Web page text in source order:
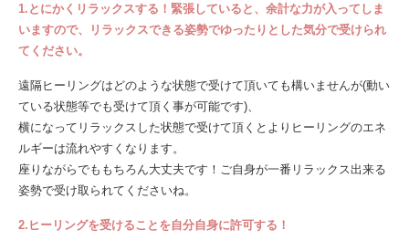
1.とにかくリラックスする！緊張していると、余計な力が入ってしま
いますので、リラックスできる姿勢でゆったりとした気分で受けられ
てください。
遠隔ヒーリングはどのような状態で受けて頂いても構いませんが(動い
ている状態等でも受けて頂く事が可能です)、
横になってリラックスした状態で受けて頂くとよりヒーリングのエネ
ルギーは流れやすくなります。
座りながらでももちろん大丈夫です！ご自身が一番リラックス出来る
姿勢で受け取られてくださいね。
2.ヒーリングを受けることを自分自身に許可する！